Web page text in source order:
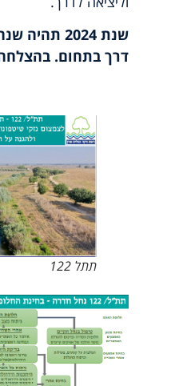
שנת 2024
דרך בתחום. בהצלחה
תתל 122